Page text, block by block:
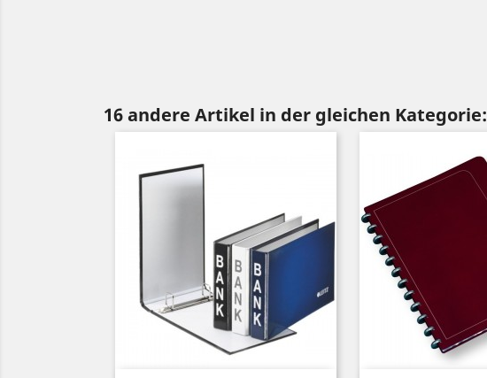
16 andere Artikel in der gleichen Kategorie: